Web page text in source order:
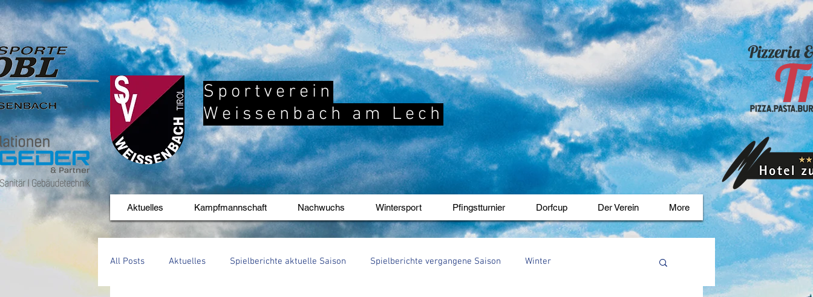
Sportverein
Weissenbach am Lech
Aktuelles Kampfmannschaft Nachwuchs Wintersport Pfingstturnier Dorfcup Der Verein More
All Posts Aktuelles Spielberichte aktuelle Saison Spielberichte vergangene Saison Winter